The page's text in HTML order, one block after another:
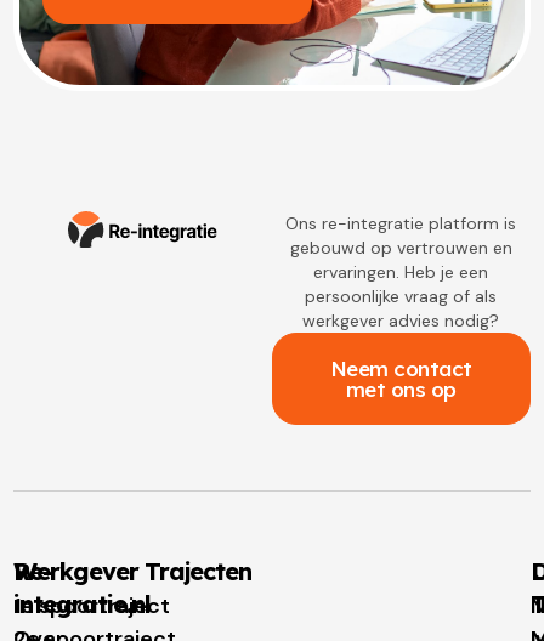
Ons re-integratie platform is
gebouwd op vertrouwen en
ervaringen. Heb je een
persoonlijke vraag of als
werkgever advies nodig?
Neem contact
met ons op
Re-
integratie.nl
Werkgever Trajecten
1e spoortraject